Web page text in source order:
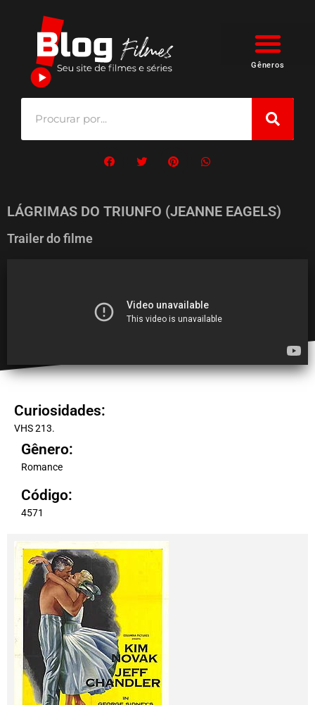
Gêneros
LÁGRIMAS DO TRIUNFO (JEANNE EAGELS)
Trailer do filme
Curiosidades:
VHS 213.
Gênero:
Romance
Código:
4571